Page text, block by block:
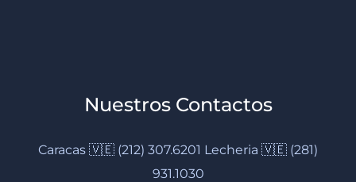
Nuestros Contactos
Caracas 🇻🇪 (212) 307.6201 Lecheria 🇻🇪 (281)
931.1030